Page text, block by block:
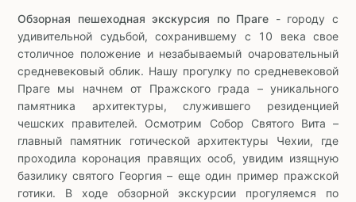
Обзорная пешеходная экскурсия по Праге - городу с
удивительной судьбой, сохранившему с 10 века свое
столичное положение и незабываемый очаровательный
средневековый облик. Нашу прогулку по средневековой
Праге мы начнем от Пражского града – уникального
памятника архитектуры, служившего резиденцией
чешских правителей. Осмотрим Собор Святого Вита –
главный памятник готической архитектуры Чехии, где
проходила коронация правящих особ, увидим изящную
базилику святого Георгия – еще один пример пражской
готики. В ходе обзорной экскурсии прогуляемся по